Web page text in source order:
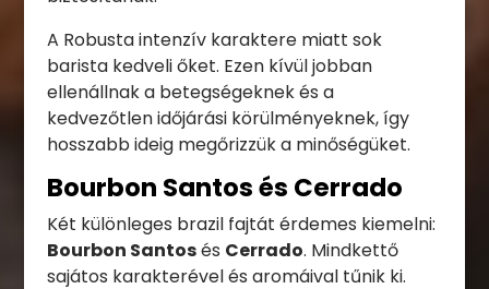
A Robusta intenzív karaktere miatt sok
barista kedveli őket. Ezen kívül jobban
ellenállnak a betegségeknek és a
kedvezőtlen időjárási körülményeknek, így
hosszabb ideig megőrizzük a minőségüket.
Bourbon Santos és Cerrado
Két különleges brazil fajtát érdemes kiemelni:
Bourbon Santosés Cerrado. Mindkettő
sajátos karakterével és aromáival tűnik ki.